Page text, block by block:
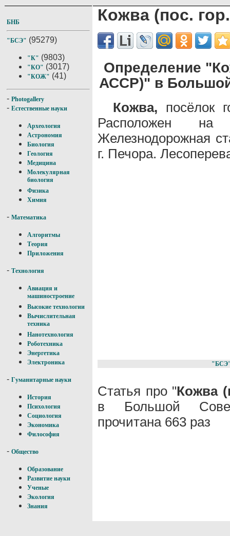
БНБ
"БСЭ" (95279)
"К" (9803)
"КО" (3017)
"КОЖ" (41)
- Photogallery
- Естественные науки
Археология
Астрономия
Биология
Геология
Медицина
Молекулярная
биология
Физика
Химия
- Математика
Алгоритмы
Теория
Приложения
- Технология
Авиация и
машиностроение
Высокие технологии
Вычислительная
техника
Нанотехнология
Роботехника
Энергетика
Электроника
- Гуманитарные науки
История
Психология
Социология
Экономика
Философия
- Общество
Образование
Развитие науки
Ученые
Экология
Знания
Кожва (пос.
Определение
АССР)" в
Кожва, посёлок
Расположен
Железнодорожная
г. Печора.
Статья про "Кожва
в Большой
прочитана 663 раз